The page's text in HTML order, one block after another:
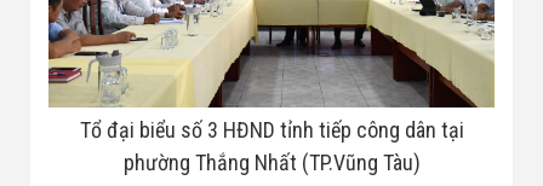
Tổ đại biểu số 3 HĐND tỉnh tiếp công dân tại
phường Thắng Nhất (TP.Vũng Tàu)